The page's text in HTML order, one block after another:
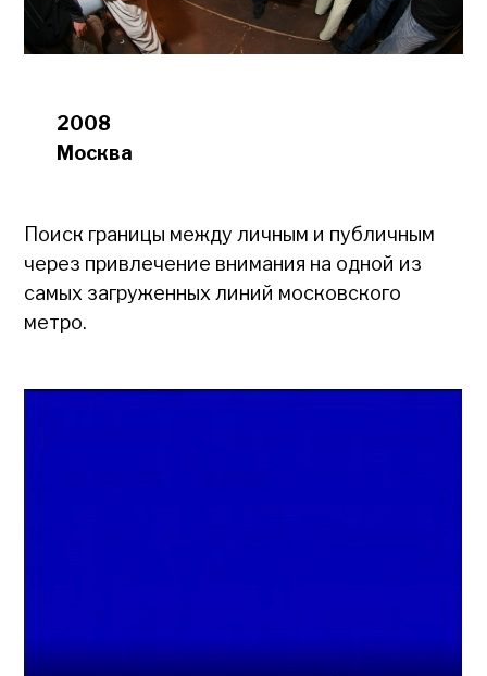
2008
Москва
Поиск границы между личным и публичным
через привлечение внимания на одной из
самых загруженных линий московского
метро.